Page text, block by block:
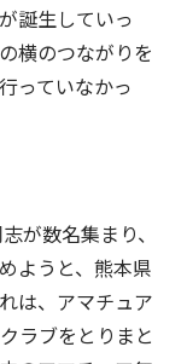
誕生していっ
横のつながりを
っていなかっ
が数名集まり、
ようと、熊本県
は、アマチュア
ラブをとりまと